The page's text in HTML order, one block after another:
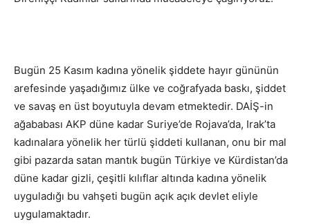
Bugün 25 Kasım kadına yönelik şiddete hayır gününün
arefesinde yaşadığımız ülke ve coğrafyada baskı, şiddet
ve savaş en üst boyutuyla devam etmektedir. DAİŞ-in
ağababası AKP düne kadar Suriye’de Rojava’da, Irak’ta
kadınalara yönelik her türlü şiddeti kullanan, onu bir mal
gibi pazarda satan mantık bugün Türkiye ve Kürdistan’da
düne kadar gizli, çeşitli kılıflar altında kadına yönelik
uyguladığı bu vahşeti bugün açık açık devlet eliyle
uygulamaktadır.